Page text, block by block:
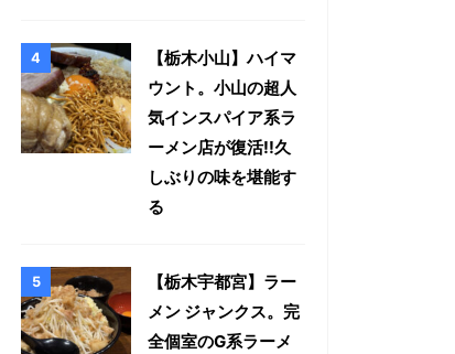
【栃木小山】ハイマ
ウント。小山の超人
気インスパイア系ラ
ーメン店が復活!!久
しぶりの味を堪能す
る
【栃木宇都宮】ラー
メン ジャンクス。完
全個室のG系ラーメ